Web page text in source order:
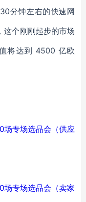
分钟左右的快速网
这个刚刚起步的市场
将达到 4500 亿欧
场专场选品会（供应
专场选品会（卖家